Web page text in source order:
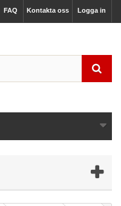
Logga in
Kontakta oss
FAQ